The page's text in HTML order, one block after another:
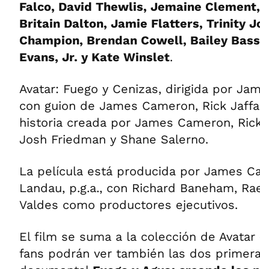
Falco, David Thewlis, Jemaine
Britain Dalton, Jamie Flatters, Trinity
Champion, Brendan Cowell, Bailey
Evans, Jr. y Kate Winslet.
Avatar: Fuego y Cenizas, dirigida por
con guion de James Cameron, Rick
historia creada por James Cameron,
Josh Friedman y Shane Salerno.
La película está producida por James
Landau, p.g.a., con Richard Baneham,
Valdes como productores ejecutivos.
El film se suma a la colección de
fans podrán ver también las dos